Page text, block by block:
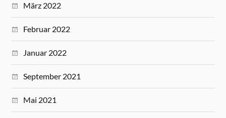
März 2022
Februar 2022
Januar 2022
September 2021
Mai 2021